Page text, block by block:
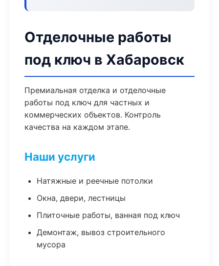
Отделочные работы
под ключ в Хабаровск
Премиальная отделка и отделочные
работы под ключ для частных и
коммерческих объектов. Контроль
качества на каждом этапе.
Наши услуги
Натяжные и реечные потолки
Окна, двери, лестницы
Плиточные работы, ванная под ключ
Демонтаж, вывоз строительного
мусора